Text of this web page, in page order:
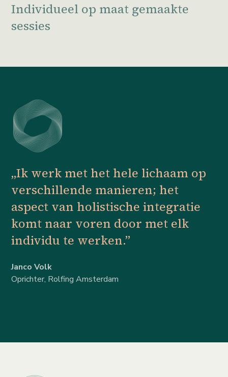
Individueel op maat gemaakte
sessies
„Ik werk met het hele lichaam op
verschillende manieren; het
aspect van holistische integratie
komt naar voren door met elk
individu te werken.”
Janco Volk
Oprichter, Rolfing Amsterdam